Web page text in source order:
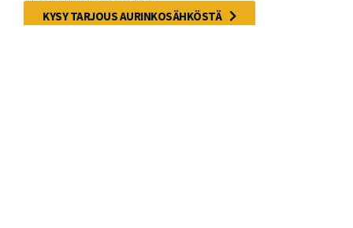
KYSY TARJOUS AURINKOSÄHKÖSTÄ